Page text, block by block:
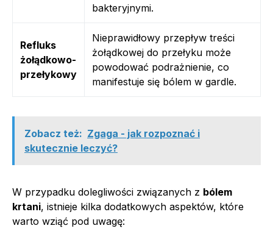
bakteryjnymi.
Refluks
żołądkowo-
przełykowy
Nieprawidłowy przepływ treści
żołądkowej do przełyku może
powodować podrażnienie, co
manifestuje się bólem w gardle.
Zobacz też: Zgaga - jak rozpoznać i
skutecznie leczyć?
W przypadku dolegliwości związanych z bólem
krtani, istnieje kilka dodatkowych aspektów, które
warto wziąć pod uwagę: